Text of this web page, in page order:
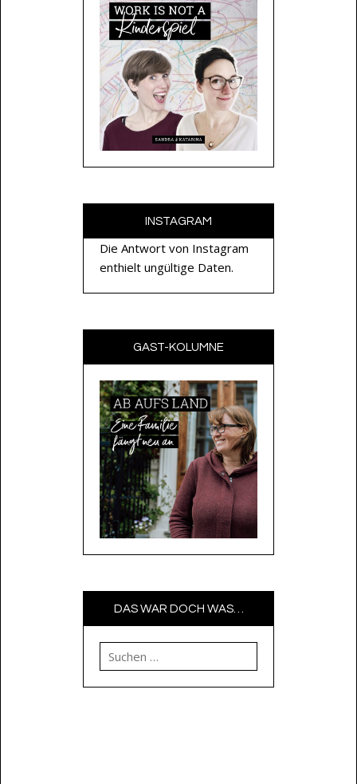
INSTAGRAM
Die Antwort von Instagram
enthielt ungültige Daten.
GAST-KOLUMNE
DAS WAR DOCH WAS…
Suchen nach: